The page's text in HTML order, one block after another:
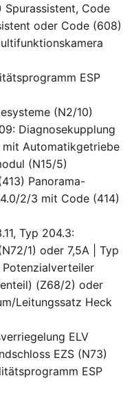
Code
oder Code (608)
ESP
(N2/10)
Diagnosekupplung
mit Automatikgetriebe
(N15/5)
Panorama-
2/3 mit Code (414)
Typ 204.3:
1) oder 7,5A | Typ
Potenzialverteiler
(Z68/2) oder
Leitungssatz Heck
ELV
EZS (N73)
ESP